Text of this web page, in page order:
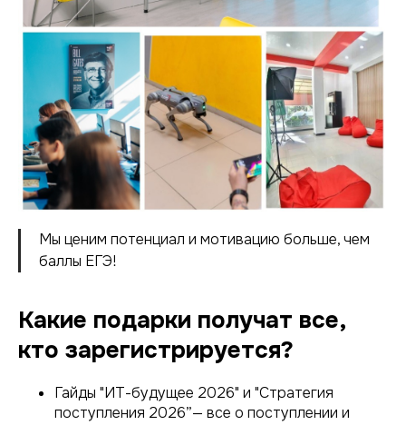
Мы ценим потенциал и мотивацию больше, чем
баллы ЕГЭ!
Какие подарки получат все,
кто зарегистрируется?
Гайды "ИТ-будущее 2026" и "Стратегия
поступления 2026”— все о поступлении и